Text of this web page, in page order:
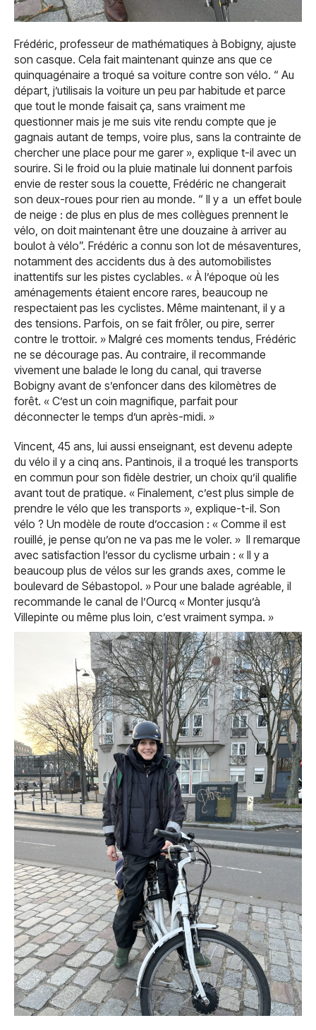
Frédéric, professeur de mathématiques à Bobigny, ajuste
son casque. Cela fait maintenant quinze ans que ce
quinquagénaire a troqué sa voiture contre son vélo. “ Au
départ, j’utilisais la voiture un peu par habitude et parce
que tout le monde faisait ça, sans vraiment me
questionner mais je me suis vite rendu compte que je
gagnais autant de temps, voire plus, sans la contrainte de
chercher une place pour me garer », explique t-il avec un
sourire. Si le froid ou la pluie matinale lui donnent parfois
envie de rester sous la couette, Frédéric ne changerait
son deux-roues pour rien au monde. “ Il y a un effet boule
de neige : de plus en plus de mes collègues prennent le
vélo, on doit maintenant être une douzaine à arriver au
boulot à vélo”. Frédéric a connu son lot de mésaventures,
notamment des accidents dus à des automobilistes
inattentifs sur les pistes cyclables. « À l’époque où les
aménagements étaient encore rares, beaucoup ne
respectaient pas les cyclistes. Même maintenant, il y a
des tensions. Parfois, on se fait frôler, ou pire, serrer
contre le trottoir. » Malgré ces moments tendus, Frédéric
ne se décourage pas. Au contraire, il recommande
vivement une balade le long du canal, qui traverse
Bobigny avant de s’enfoncer dans des kilomètres de
forêt. « C’est un coin magnifique, parfait pour
déconnecter le temps d’un après-midi. »
Vincent, 45 ans, lui aussi enseignant, est devenu adepte
du vélo il y a cinq ans. Pantinois, il a troqué les transports
en commun pour son fidèle destrier, un choix qu’il qualifie
avant tout de pratique. « Finalement, c’est plus simple de
prendre le vélo que les transports », explique-t-il. Son
vélo ? Un modèle de route d’occasion : « Comme il est
rouillé, je pense qu’on ne va pas me le voler. » Il remarque
avec satisfaction l’essor du cyclisme urbain : « Il y a
beaucoup plus de vélos sur les grands axes, comme le
boulevard de Sébastopol. » Pour une balade agréable, il
recommande le canal de l’Ourcq « Monter jusqu’à
Villepinte ou même plus loin, c’est vraiment sympa. »